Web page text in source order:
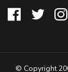
© Copyright